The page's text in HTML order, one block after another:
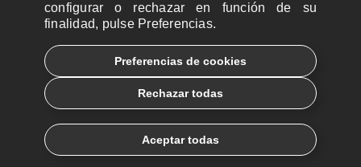
CUENTAS BANCARIAS PARA DONAR
Galego
Español
configurar o rechazar en función de su
finalidad, pulse Preferencias.
Preferencias de cookies
Rechazar todas
Aceptar todas